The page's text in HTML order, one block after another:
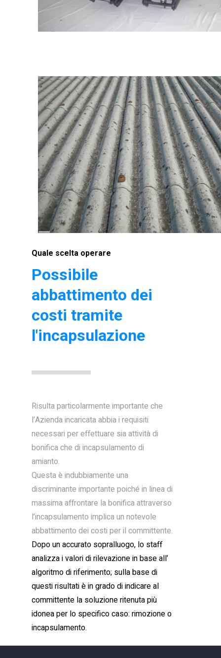
Quale scelta operare
Possibile
abbattimento dei
costi tramite
l'incapsulazione
Risulta particolarmente importante che
l’Azienda incaricata abbia i requisiti
necessari per effettuare sia attività di
bonifica che di incapsulamento di
amianto.
Questa è indubbiamente una
discriminante importante poiché in linea di
massima affrontare la bonifica attraverso
l’incapsulamento implica un notevole
abbattimento dei costi per il committente.
Dopo un accurato sopralluogo, lo staff
analizza i valori di rilevazione in base all’
algoritmo di riferimento; sulla base di
questi risultati è in grado di indicare al
committente la soluzione ritenuta più
idonea per lo specifico caso: rimozione o
incapsulamento.